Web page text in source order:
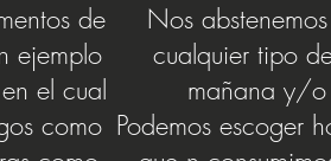
de
ejemplo
el cual
como
Nos
cualquier tipo
mañana y/o
Podemos escoger